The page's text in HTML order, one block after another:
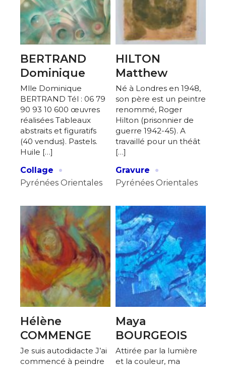
BERTRAND
Dominique
Mlle Dominique
BERTRAND Tél : 06 79
90 93 10 600 œuvres
réalisées Tableaux
abstraits et figuratifs
(40 vendus). Pastels.
Huile […]
Collage
·
Pyrénées Orientales
HILTON
Matthew
Né à Londres en 1948,
son père est un peintre
renommé, Roger
Hilton (prisonnier de
guerre 1942-45). A
travaillé pour un théât
[…]
Gravure
·
Pyrénées Orientales
Hélène
COMMENGE
Je suis autodidacte J’ai
commencé à peindre
Maya
BOURGEOIS
Attirée par la lumière
et la couleur, ma